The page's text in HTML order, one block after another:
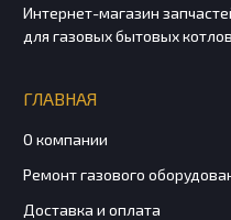
Интернет-магазин
для газовых бытовых котлов
ГЛАВНАЯ
О компании
Ремонт газового
Доставка и оплата